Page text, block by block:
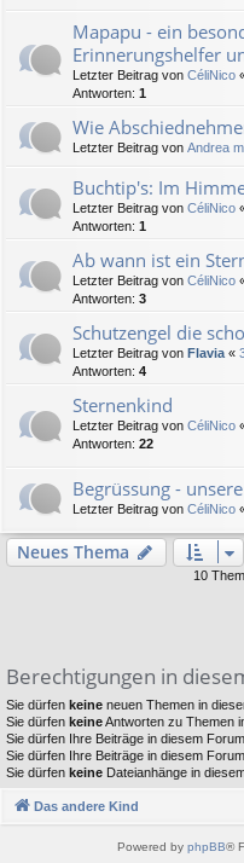
Mapapu - ein
Erinnerungshelfer
Letzter Beitrag von CéliNico
Antworten: 1
Wie
Letzter Beitrag von Andrea
Buchtip's: Im
Letzter Beitrag von CéliNico
Antworten: 1
Ab wann ist ein
Letzter Beitrag von CéliNico
Antworten: 3
Schutzengel die
Letzter Beitrag von Flavia «
Antworten: 4
Sternenkind
Letzter Beitrag von CéliNico
Antworten: 22
Begrüssung -
Letzter Beitrag von CéliNico
Neues Thema
10
Berechtigungen in
Sie dürfen keine neuen Themen in
Sie dürfen keineAntworten zu Themen
Sie dürfen Ihre Beiträge in diesem Forum
Sie dürfen Ihre Beiträge in diesem Forum
Sie dürfen keine Dateianhänge in
Das andere Kind
Powered by phpBB®